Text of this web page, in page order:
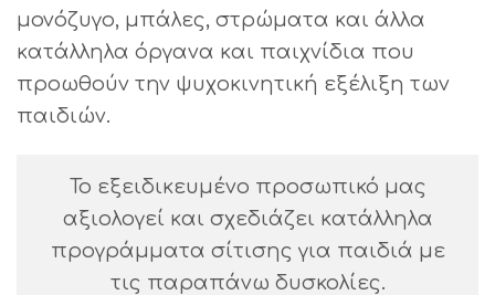
μονόζυγο, μπάλες, στρώματα και άλλα
κατάλληλα όργανα και παιχνίδια που
προωθούν την ψυχοκινητική εξέλιξη των
παιδιών.
Το εξειδικευμένο προσωπικό μας
αξιολογεί και σχεδιάζει κατάλληλα
προγράμματα σίτισης για παιδιά με
τις παραπάνω δυσκολίες.